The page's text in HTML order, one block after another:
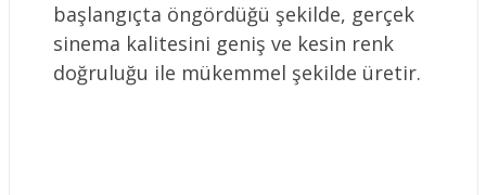
başlangıçta öngördüğü şekilde, gerçek
sinema kalitesini geniş ve kesin renk
doğruluğu ile mükemmel şekilde üretir.